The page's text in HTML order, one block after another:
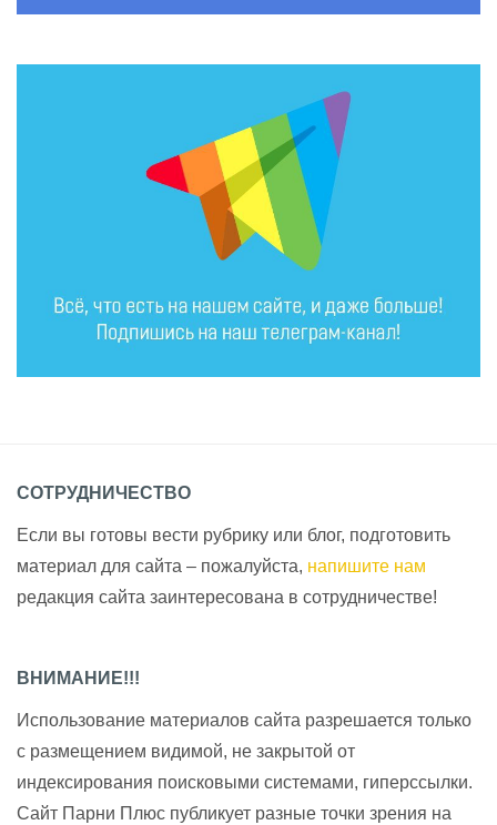
СОТРУДНИЧЕСТВО
Если вы готовы вести рубрику или блог, подготовить
материал для сайта – пожалуйста, напишите нам
редакция сайта заинтересована в сотрудничестве!
ВНИМАНИЕ!!!
Использование материалов сайта разрешается только
с размещением видимой, не закрытой от
индексирования поисковыми системами, гиперссылки.
Сайт Парни Плюс публикует разные точки зрения на